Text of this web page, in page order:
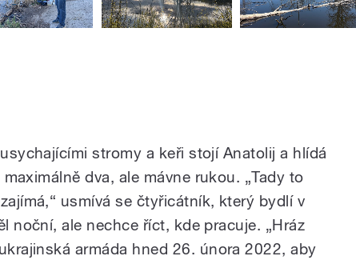
stromy a keři stojí Anatolij a hlídá
dva, ale mávne rukou. „Tady to
usmívá se čtyřicátník, který bydlí v
noční, ale nechce říct, kde pracuje. „Hráz
armáda hned 26. února 2022, aby